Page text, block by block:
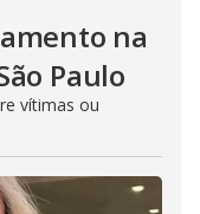
na
Paulo
vítimas ou